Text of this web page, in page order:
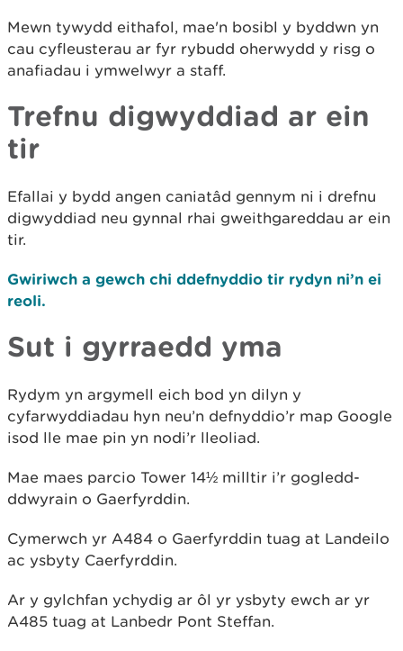
Mewn tywydd eithafol, mae'n bosibl y byddwn yn
cau cyfleusterau ar fyr rybudd oherwydd y risg o
anafiadau i ymwelwyr a staff.
Trefnu digwyddiad ar ein
tir
Efallai y bydd angen caniatâd gennym ni i drefnu
digwyddiad neu gynnal rhai gweithgareddau ar ein
tir.
Gwiriwch a gewch chi ddefnyddio tir rydyn ni’n ei
reoli.
Sut i gyrraedd yma
Rydym yn argymell eich bod yn dilyn y
cyfarwyddiadau hyn neu’n defnyddio’r map Google
isod lle mae pin yn nodi’r lleoliad.
Mae maes parcio Tower 14½ milltir i’r gogledd-
ddwyrain o Gaerfyrddin.
Cymerwch yr A484 o Gaerfyrddin tuag at Landeilo
ac ysbyty Caerfyrddin.
Ar y gylchfan ychydig ar ôl yr ysbyty ewch ar yr
A485 tuag at Lanbedr Pont Steffan.